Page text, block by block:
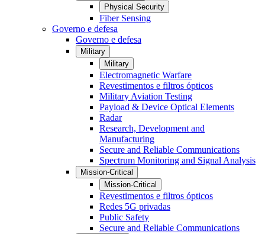
Physical Security
Fiber Sensing
Governo e defesa
Governo e defesa
Military
Military
Electromagnetic Warfare
Revestimentos e filtros ópticos
Military Aviation Testing
Payload & Device Optical Elements
Radar
Research, Development and
Manufacturing
Secure and Reliable Communications
Spectrum Monitoring and Signal Analysis
Mission-Critical
Mission-Critical
Revestimentos e filtros ópticos
Redes 5G privadas
Public Safety
Secure and Reliable Communications